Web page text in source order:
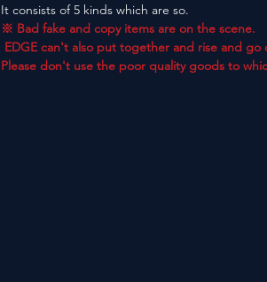
It consists of 5 kinds which are so.
※ Bad fake and copy items are on the scene.
EDGE can't also put together and rise and go
Please don't use the poor quality goods to